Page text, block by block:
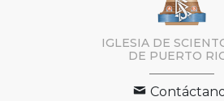
IGLESIA DE
DE PUERTO